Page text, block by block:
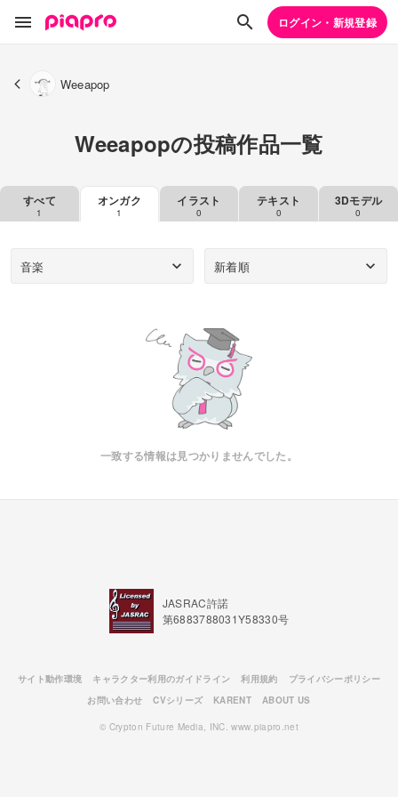
ログイン・新規登録
Weeapop
Weeapopの投稿作品一覧
すべて
1
オンガク
1
イラスト
0
テキスト
0
3Dモデル
0
音楽 新着順
一致する情報は見つかりませんでした。
JASRAC許諾
第6883788031Y58330号
サイト動作環境 キャラクター利用のガイドライン 利用規約
プライバシーポリシー
お問い合わせ
CVシリーズ KARENT ABOUT US
© Crypton Future Media, INC. www.piapro.net